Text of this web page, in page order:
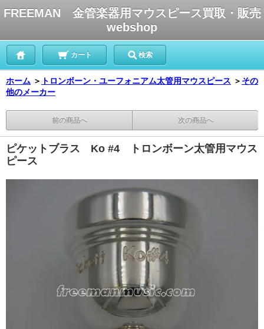
FREEMAN 金管楽器用マウスピース買取・販売
webshop
カート 検索
ホーム ＞ トロンボーン・ユーフォニアム太管用マウスピース ＞ その
他のメーカー
前の商品へ 次の商品へ
ピケットブラス Ko #4 トロンボーン太管用マウス
ピース